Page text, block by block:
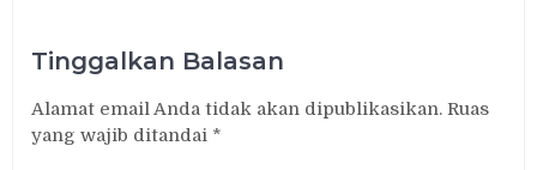
Tinggalkan Balasan
Alamat email Anda tidak akan dipublikasikan. Ruas
yang wajib ditandai *